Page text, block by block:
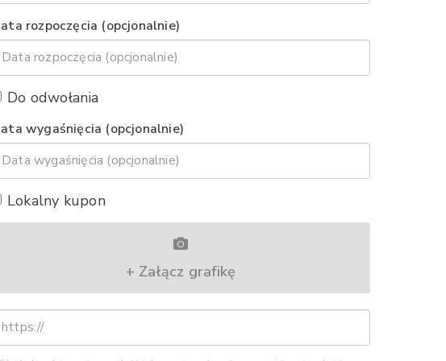
rozpoczęcia (opcjonalnie)
Do odwołania
wygaśnięcia (opcjonalnie)
Lokalny kupon
+ Załącz grafikę